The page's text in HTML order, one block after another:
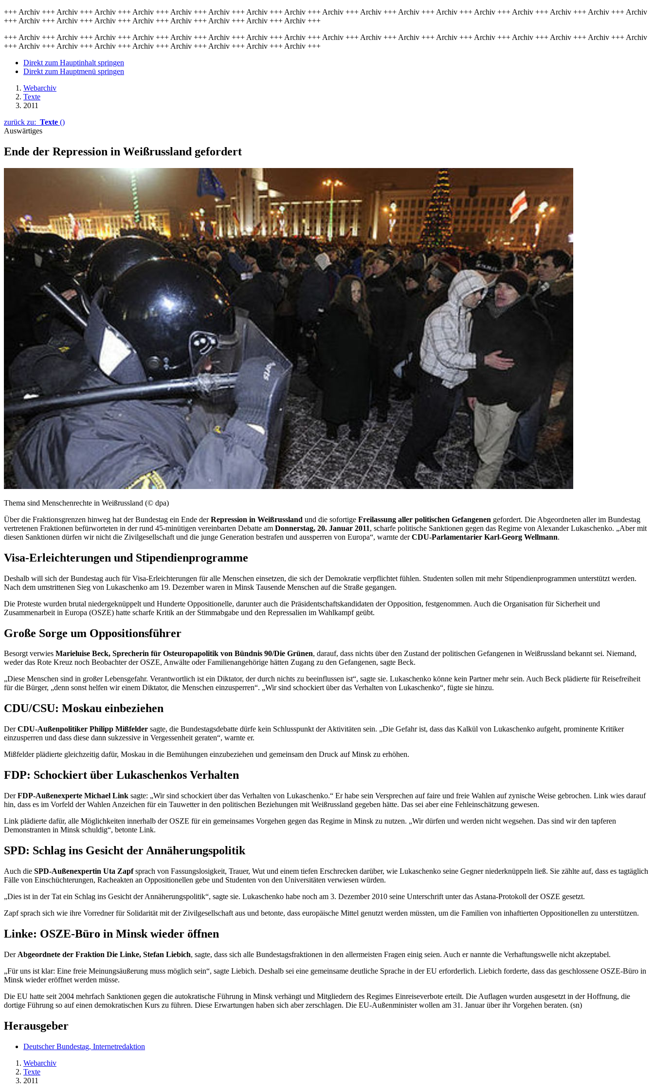
+++ Archiv +++ Archiv +++ Archiv +++ Archiv +++ Archiv +++ Archiv +++ Archiv +++ Archiv +++ Archiv +++ Archiv +++ Archiv +++ Archiv +++ Archiv +++ Archiv +++ Archiv +++ Archiv +++ Archiv
+++ Archiv +++ Archiv +++ Archiv +++ Archiv +++ Archiv +++ Archiv +++ Archiv +++ Archiv +++
+++ Archiv +++ Archiv +++ Archiv +++ Archiv +++ Archiv +++ Archiv +++ Archiv +++ Archiv +++ Archiv +++ Archiv +++ Archiv +++ Archiv +++ Archiv +++ Archiv +++ Archiv +++ Archiv +++ Archiv
+++ Archiv +++ Archiv +++ Archiv +++ Archiv +++ Archiv +++ Archiv +++ Archiv +++ Archiv +++
Direkt zum Hauptinhalt springen
Direkt zum Hauptmenü springen
Webarchiv
Texte
2011
zurück zu: Texte ()
Auswärtiges
Ende der Repression in Weißrussland gefordert
Thema sind Menschenrechte in Weißrussland (© dpa)
Über die Fraktionsgrenzen hinweg hat der Bundestag ein Ende derRepression in Weißrussland und die sofortige Freilassung aller politischen Gefangenen gefordert. Die Abgeordneten aller im Bundestag
vertretenen Fraktionen befürworteten in der rund 45-minütigen vereinbarten Debatte am Donnerstag, 20. Januar 2011, scharfe politische Sanktionen gegen das Regime von Alexander Lukaschenko. „Aber mit
diesen Sanktionen dürfen wir nicht die Zivilgesellschaft und die junge Generation bestrafen und aussperren von Europa“, warnte derCDU-Parlamentarier Karl-Georg Wellmann.
Visa-Erleichterungen und Stipendienprogramme
Deshalb will sich der Bundestag auch für Visa-Erleichterungen für alle Menschen einsetzen, die sich der Demokratie verpflichtet fühlen. Studenten sollen mit mehr Stipendienprogrammen unterstützt werden.
Nach dem umstrittenen Sieg von Lukaschenko am 19. Dezember waren in Minsk Tausende Menschen auf die Straße gegangen.
Die Proteste wurden brutal niedergeknüppelt und Hunderte Oppositionelle, darunter auch die Präsidentschaftskandidaten der Opposition, festgenommen. Auch die Organisation für Sicherheit und
Zusammenarbeit in Europa (OSZE) hatte scharfe Kritik an der Stimmabgabe und den Repressalien im Wahlkampf geübt.
Große Sorge um Oppositionsführer
Besorgt verwies Marieluise Beck, Sprecherin für Osteuropapolitik von Bündnis 90/Die Grünen, darauf, dass nichts über den Zustand der politischen Gefangenen in Weißrussland bekannt sei. Niemand,
weder das Rote Kreuz noch Beobachter der OSZE, Anwälte oder Familienangehörige hätten Zugang zu den Gefangenen, sagte Beck.
„Diese Menschen sind in großer Lebensgefahr. Verantwortlich ist ein Diktator, der durch nichts zu beeinflussen ist“, sagte sie. Lukaschenko könne kein Partner mehr sein. Auch Beck plädierte für Reisefreiheit
für die Bürger, „denn sonst helfen wir einem Diktator, die Menschen einzusperren“. „Wir sind schockiert über das Verhalten von Lukaschenko“, fügte sie hinzu.
CDU/CSU: Moskau einbeziehen
DerCDU-Außenpolitiker Philipp Mißfelder sagte, die Bundestagsdebatte dürfe kein Schlusspunkt der Aktivitäten sein. „Die Gefahr ist, dass das Kalkül von Lukaschenko aufgeht, prominente Kritiker
einzusperren und dass diese dann sukzessive in Vergessenheit geraten“, warnte er.
Mißfelder plädierte gleichzeitig dafür, Moskau in die Bemühungen einzubeziehen und gemeinsam den Druck auf Minsk zu erhöhen.
FDP: Schockiert über Lukaschenkos Verhalten
DerFDP-Außenexperte Michael Link sagte: „Wir sind schockiert über das Verhalten von Lukaschenko.“ Er habe sein Versprechen auf faire und freie Wahlen auf zynische Weise gebrochen. Link wies darauf
hin, dass es im Vorfeld der Wahlen Anzeichen für ein Tauwetter in den politischen Beziehungen mit Weißrussland gegeben hätte. Das sei aber eine Fehleinschätzung gewesen.
Link plädierte dafür, alle Möglichkeiten innerhalb der OSZE für ein gemeinsames Vorgehen gegen das Regime in Minsk zu nutzen. „Wir dürfen und werden nicht wegsehen. Das sind wir den tapferen
Demonstranten in Minsk schuldig“, betonte Link.
SPD: Schlag ins Gesicht der Annäherungspolitik
Auch die SPD-Außenexpertin Uta Zapfsprach von Fassungslosigkeit, Trauer, Wut und einem tiefen Erschrecken darüber, wie Lukaschenko seine Gegner niederknüppeln ließ. Sie zählte auf, dass es tagtäglich
Fälle von Einschüchterungen, Racheakten an Oppositionellen gebe und Studenten von den Universitäten verwiesen würden.
„Dies ist in der Tat ein Schlag ins Gesicht der Annäherungspolitik“, sagte sie. Lukaschenko habe noch am 3. Dezember 2010 seine Unterschrift unter das Astana-Protokoll der OSZE gesetzt.
Zapf sprach sich wie ihre Vorredner für Solidarität mit der Zivilgesellschaft aus und betonte, dass europäische Mittel genutzt werden müssten, um die Familien von inhaftierten Oppositionellen zu unterstützen.
Linke: OSZE-Büro in Minsk wieder öffnen
Der Abgeordnete der Fraktion Die Linke, Stefan Liebich, sagte, dass sich alle Bundestagsfraktionen in den allermeisten Fragen einig seien. Auch er nannte die Verhaftungswelle nicht akzeptabel.
„Für uns ist klar: Eine freie Meinungsäußerung muss möglich sein“, sagte Liebich. Deshalb sei eine gemeinsame deutliche Sprache in der EU erforderlich. Liebich forderte, dass das geschlossene OSZE-Büro in
Minsk wieder eröffnet werden müsse.
Die EU hatte seit 2004 mehrfach Sanktionen gegen die autokratische Führung in Minsk verhängt und Mitgliedern des Regimes Einreiseverbote erteilt. Die Auflagen wurden ausgesetzt in der Hoffnung, die
dortige Führung so auf einen demokratischen Kurs zu führen. Diese Erwartungen haben sich aber zerschlagen. Die EU-Außenminister wollen am 31. Januar über ihr Vorgehen beraten. (sn)
Herausgeber
Deutscher Bundestag, Internetredaktion
Webarchiv
Texte
2011